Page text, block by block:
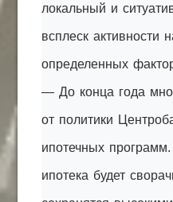
локальный и
всплеск активности
определенных
— До конца года
от политики
ипотечных
ипотека будет